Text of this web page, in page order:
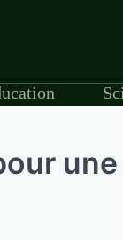
une